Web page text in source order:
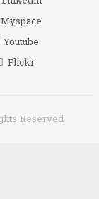
Myspace
Youtube
Flickr
Reserved